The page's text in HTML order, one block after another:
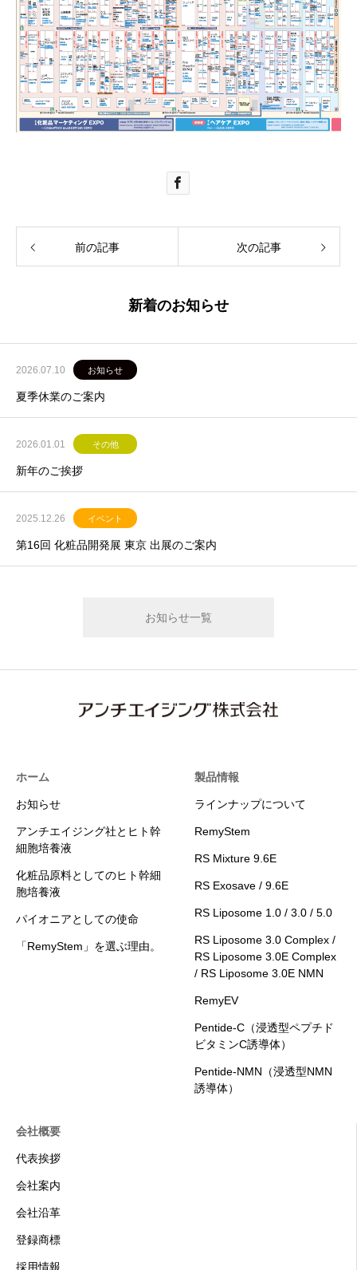
前の記事 次の記事
新着のお知らせ
2026.07.10 お知らせ
夏季休業のご案内
2026.01.01 その他
新年のご挨拶
2025.12.26 イベント
第16回 化粧品開発展 東京 出展のご案内
お知らせ一覧
ホーム
お知らせ
アンチエイジング社とヒト幹
細胞培養液
化粧品原料としてのヒト幹細
胞培養液
パイオニアとしての使命
「RemyStem」を選ぶ理由。
製品情報
ラインナップについて
RemyStem
RS Mixture 9.6E
RS Exosave / 9.6E
RS Liposome 1.0 / 3.0 / 5.0
RS Liposome 3.0 Complex /
RS Liposome 3.0E Complex
/ RS Liposome 3.0E NMN
RemyEV
Pentide-C（浸透型ペプチド
ビタミンC誘導体）
Pentide-NMN（浸透型NMN
誘導体）
会社概要
代表挨拶
会社案内
会社沿革
登録商標
採用情報